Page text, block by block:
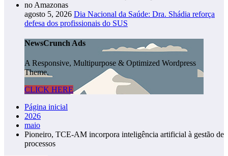
agosto 5, 2026 Dia Nacional da Saúde: Dra. Shádia reforça
defesa dos profissionais do SUS
NewsCrunch Ads
A Responsive, Multipurpose & Optimized Wordpress
Theme.
CLICK HERE
Página inicial
2026
maio
Pioneiro, TCE-AM incorpora inteligência artificial à gestão de
processos